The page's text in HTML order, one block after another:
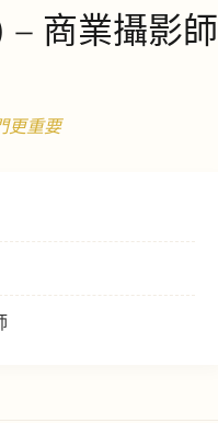
– 商業攝影師
更重要